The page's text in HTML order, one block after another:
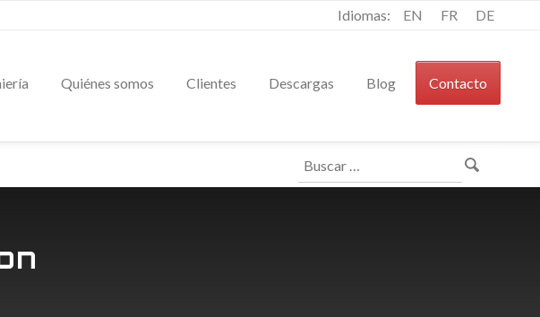
Idiomas: EN FR DE
Quiénes somos Clientes Descargas Blog Contacto